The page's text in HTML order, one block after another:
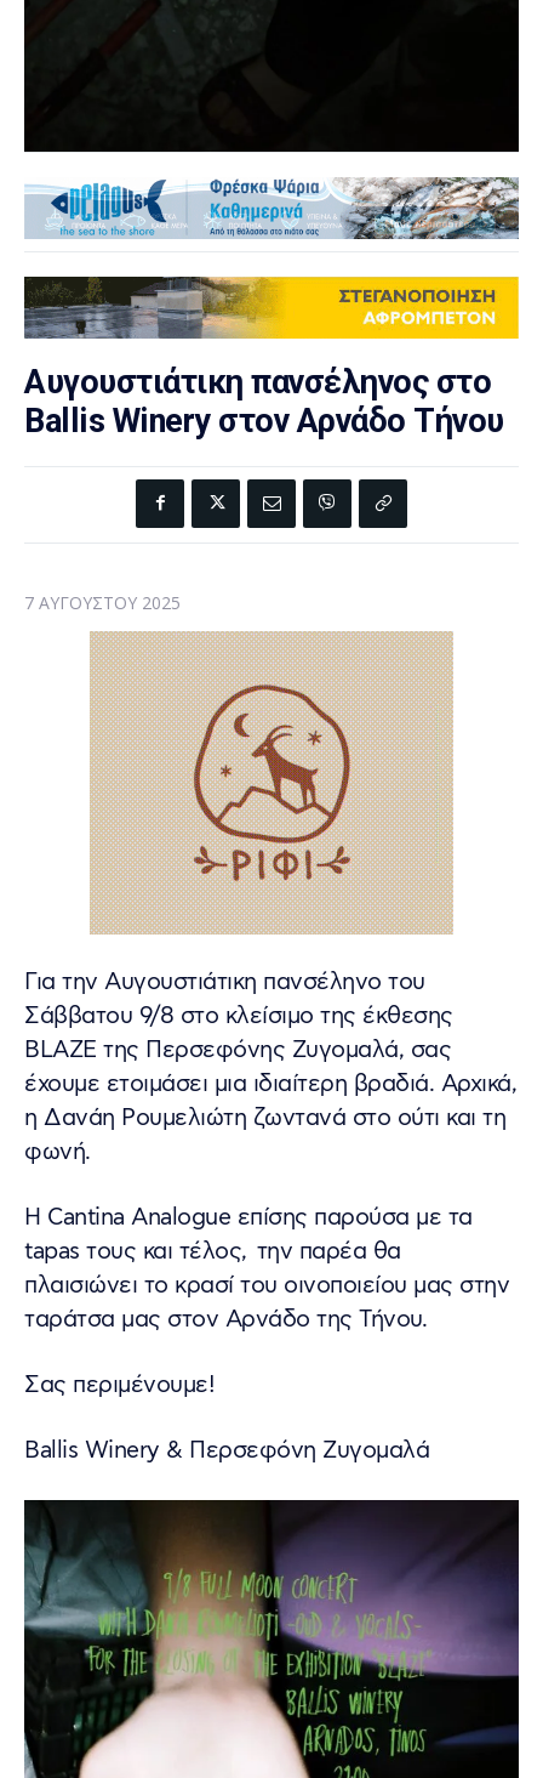
Αυγουστιάτικη πανσέληνος στο
Ballis Winery στον Αρνάδο Τήνου
7 ΑΥΓΟΎΣΤΟΥ 2025
Για την Αυγουστιάτικη πανσέληνο του
Σάββατου 9/8 στο κλείσιμο της έκθεσης
BLAZE της Περσεφόνης Ζυγομαλά, σας
έχουμε ετοιμάσει μια ιδιαίτερη βραδιά. Αρχικά,
η Δανάη Ρουμελιώτη ζωντανά στο ούτι και τη
φωνή.
Η Cantina Analogue επίσης παρούσα με τα
tapas τους και τέλος, την παρέα θα
πλαισιώνει το κρασί του οινοποιείου μας στην
ταράτσα μας στον Αρνάδο της Τήνου.
Σας περιμένουμε!
Ballis Winery & Περσεφόνη Ζυγομαλά